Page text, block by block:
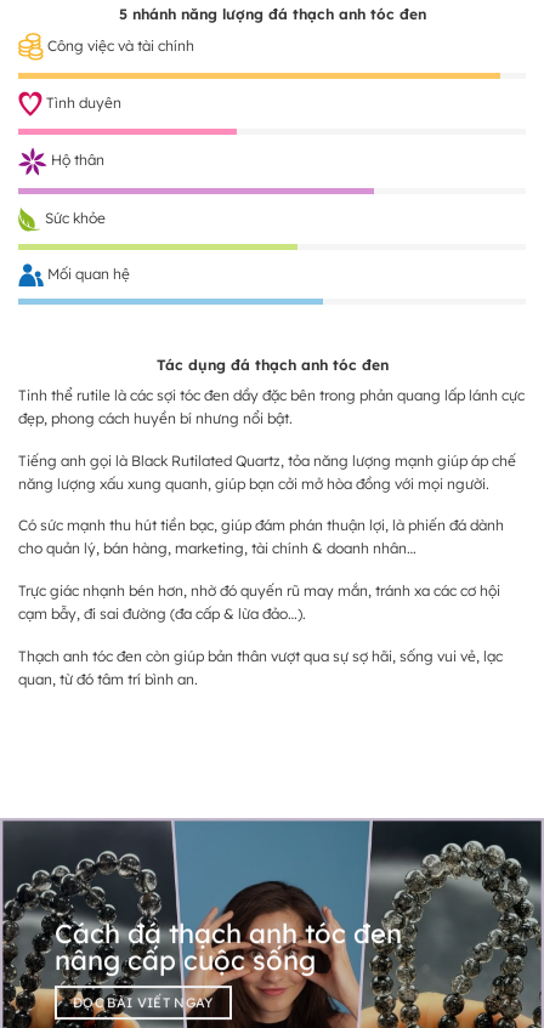
5 nhánh năng lượng đá thạch anh tóc đen
Công việc và tài chính
Tình duyên
Hộ thân
Sức khỏe
Mối quan hệ
Tác dụng đá thạch anh tóc đen
Tinh thể rutile là các sợi tóc đen dầy đặc bên trong phản quang lấp lánh cực
đẹp, phong cách huyền bí nhưng nổi bật.
Tiếng anh gọi là Black Rutilated Quartz, tỏa năng lượng mạnh giúp áp chế
năng lượng xấu xung quanh, giúp bạn cởi mở hòa đồng với mọi người.
Có sức mạnh thu hút tiền bạc, giúp đám phán thuận lợi, là phiến đá dành
cho quản lý, bán hàng, marketing, tài chính & doanh nhân…
Trực giác nhạnh bén hơn, nhờ đó quyến rũ may mắn, tránh xa các cơ hội
cạm bẫy, đi sai đường (đa cấp & lừa đảo…).
Thạch anh tóc đen còn giúp bản thân vượt qua sự sợ hãi, sống vui vẻ, lạc
quan, từ đó tâm trí bình an.
Cách đá thạch anh tóc đen
nâng cấp cuộc sống
ĐỌC BÀI VIẾT NGAY